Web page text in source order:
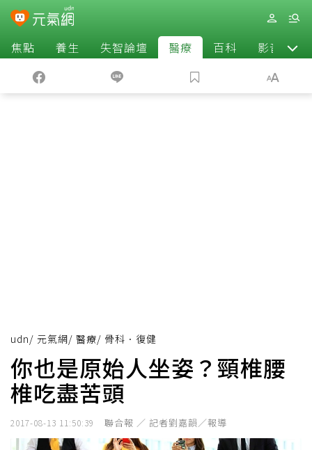
焦點 養生 失智論壇 醫療 百科 影音
udn/ 元氣網/ 醫療/ 骨科．復健
你也是原始人坐姿？頸椎腰
椎吃盡苦頭
2017-08-13 11:50:39 聯合報 ／ 記者劉嘉韻／報導